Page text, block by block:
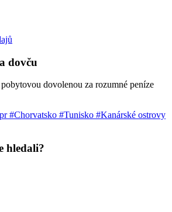
dovču
dovolenou za rozumné peníze
#Chorvatsko #Tunisko #Kanárské ostrovy
hledali?